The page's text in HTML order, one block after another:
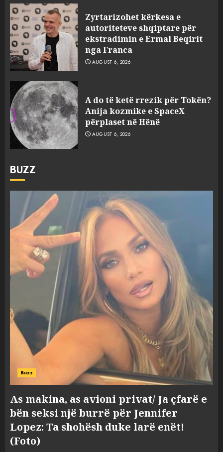
Zyrtarizohet kërkesa e
autoriteteve shqiptare për
ekstradimin e Ermal Beqirit
nga Franca
AUGUST 6, 2026
A do të ketë rrezik për Tokën?
Anija kozmike e SpaceX
përplaset në Hënë
AUGUST 6, 2026
BUZZ
Buzz
As makina, as avioni privat/ Ja çfarë e
bën seksi një burrë për Jennifer
Lopez: Ta shohësh duke larë enët!
(Foto)